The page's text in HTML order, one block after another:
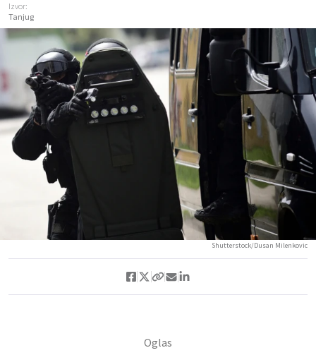
Izvor:
Tanjug
Shutterstock/Dusan Milenkovic